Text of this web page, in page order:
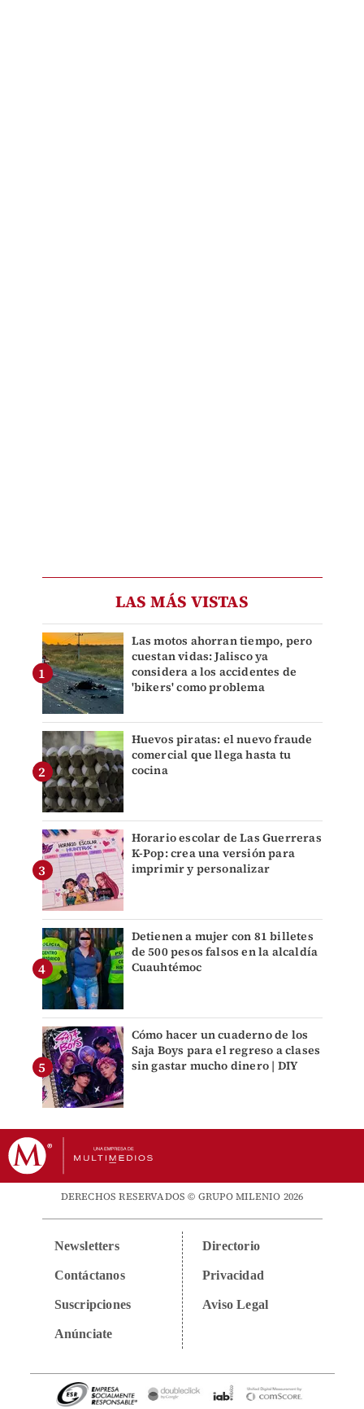
LAS MÁS VISTAS
Las motos ahorran tiempo, pero
cuestan vidas: Jalisco ya
considera a los accidentes de
'bikers' como problema
Huevos piratas: el nuevo fraude
comercial que llega hasta tu
cocina
Horario escolar de Las Guerreras
K-Pop: crea una versión para
imprimir y personalizar
Detienen a mujer con 81 billetes
de 500 pesos falsos en la alcaldía
Cuauhtémoc
Cómo hacer un cuaderno de los
Saja Boys para el regreso a clases
sin gastar mucho dinero | DIY
DERECHOS RESERVADOS © GRUPO MILENIO 2026
Newsletters
Contáctanos
Suscripciones
Anúnciate
Directorio
Privacidad
Aviso Legal